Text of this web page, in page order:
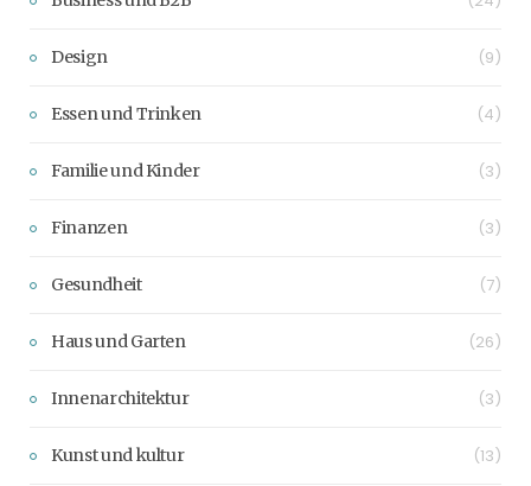
Design (9)
Essen und Trinken (4)
Familie und Kinder (3)
Finanzen (3)
Gesundheit (7)
Haus und Garten (26)
Innenarchitektur (3)
Kunst und kultur (13)